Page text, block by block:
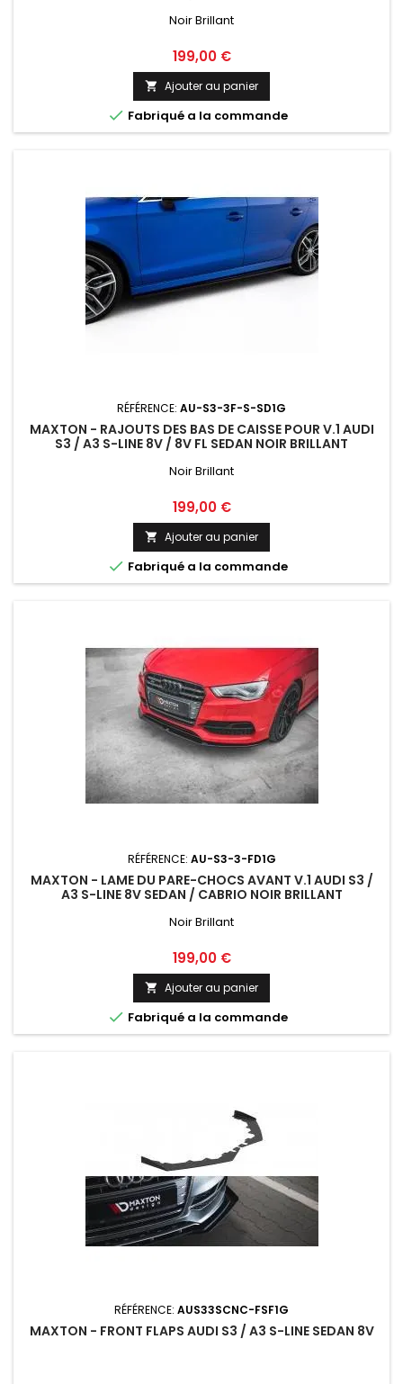
Noir Brillant
Prix
199,00 €
 Ajouter au panier
 Fabriqué a la commande
RÉFÉRENCE: AU-S3-3F-S-SD1G
MAXTON - RAJOUTS DES BAS DE CAISSE POUR V.1 AUDI
S3 / A3 S-LINE 8V / 8V FL SEDAN NOIR BRILLANT
Noir Brillant
Prix
199,00 €
 Ajouter au panier
 Fabriqué a la commande
RÉFÉRENCE: AU-S3-3-FD1G
MAXTON - LAME DU PARE-CHOCS AVANT V.1 AUDI S3 /
A3 S-LINE 8V SEDAN / CABRIO NOIR BRILLANT
Noir Brillant
Prix
199,00 €
 Ajouter au panier
 Fabriqué a la commande
RÉFÉRENCE: AUS33SCNC-FSF1G
MAXTON - FRONT FLAPS AUDI S3 / A3 S-LINE SEDAN 8V